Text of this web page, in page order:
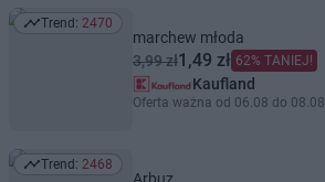
Trend: 2470
Trend: 2470
marchew młoda
3,99 zł1,49 zł 62% TANIEJ!
Kaufland
Oferta ważna od 06.08 do 08.08
Trend: 2468
Trend: 2468